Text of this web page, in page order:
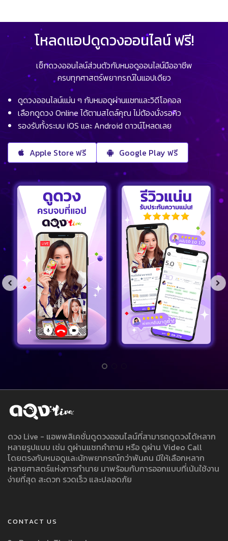
โหลดแอปดูดวงออนไลน์ ฟรี!
เช็กดวงออนไลน์ส่วนตัวกับหมอดูออนไลน์มืออาชีพ
ครบทุกศาสตร์พยากรณ์ในแอปเดียว
ดูดวงออนไลน์แม่น ๆ กับหมอดูผ่านแชทและวิดีโอคอล
เลือกดูดวง Online ได้ตามสไตล์คุณ ไม่ต้องนั่งรอคิว
รองรับทั้งระบบ iOS และ Android ดาวน์โหลดเลย
Apple Store ฟรี Google Play ฟรี
ดวง Live - แอพพลิเคชั่นดูดวงออนไลน์ที่สามารถดูดวงได้หลาก
หลายรูปแบบ เช่น ดูผ่านแชทคำถาม หรือ ดูผ่าน Video Call
โดยตรงกับหมอดูและนักพยากรณ์กว่าพันคน มีให้เลือกหลาก
หลายศาสตร์แห่งการทำนาย มาพร้อมกับการออกแบบที่เน้นใช้งาน
ง่ายที่สุด สะดวก รวดเร็ว และปลอดภัย
CONTACT US